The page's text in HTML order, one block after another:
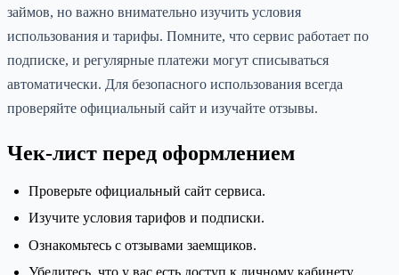
займов, но важно внимательно изучить условия
использования и тарифы. Помните, что сервис работает по
подписке, и регулярные платежи могут списываться
автоматически. Для безопасного использования всегда
проверяйте официальный сайт и изучайте отзывы.
Чек-лист перед оформлением
Проверьте официальный сайт сервиса.
Изучите условия тарифов и подписки.
Ознакомьтесь с отзывами заемщиков.